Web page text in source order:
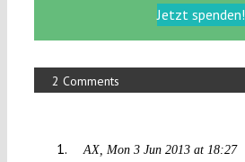
Jetzt spenden!
2 Comments
AX Mon 3 Jun 2013 at 18:27